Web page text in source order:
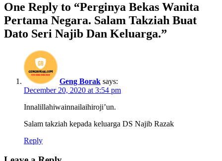
One Reply to “Perginya Bekas Wanita
Pertama Negara. Salam Takziah Buat
Dato Seri Najib Dan Keluarga.”
Geng Borak says:
December 20, 2020 at 3:54 pm
Innalillahiwainnailaihiroji’un.
Salam takziah kepada keluarga DS Najib Razak
Reply